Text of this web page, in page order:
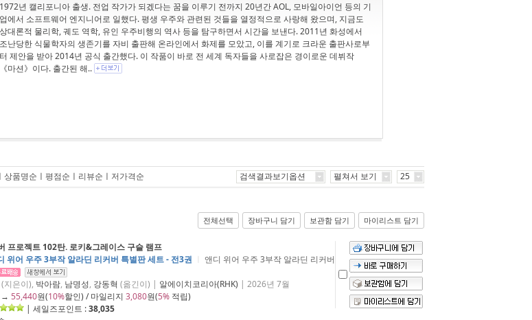
1972년 캘리포니아 출생. 전업 작가가 되겠다는 꿈을 이루기 전까지 20년간 AOL, 모바일아이언 등의 기
업에서 소프트웨어 엔지니어로 일했다. 평생 우주와 관련된 것들을 열정적으로 사랑해 왔으며, 지금도
상대론적 물리학, 궤도 역학, 유인 우주비행의 역사 등을 탐구하면서 시간을 보낸다. 2011년 화성에서
조난당한 식물학자의 생존기를 자비 출판해 온라인에서 화제를 모았고, 이를 계기로 크라운 출판사로부
터 제안을 받아 2014년 공식 출간했다. 이 작품이 바로 전 세계 독자들을 사로잡은 경이로운 데뷔작
《마션》이다. 출간된 해..
ㅣ 상품명순 ㅣ 평점순 ㅣ 리뷰순 ㅣ 저가격순 검색결과보기옵션 펼쳐서 보기 25
전체선택 장바구니 담기 보관함 담기 마이리스트 담기
프로젝트 102탄. 로키&그레이스 구슬 램프
위어 우주 3부작 알라딘 리커버 특별판 세트 - 전3권
앤디 위어 우주 3부작 알라딘 리커버
(지은이), 박아람, 남명성, 강동혁 (옮긴이) | 알에이치코리아(RHK) | 2026년 7월
→ 55,440원(10%할인) / 마일리지 3,080원(5% 적립)
| 세일즈포인트 :38,035